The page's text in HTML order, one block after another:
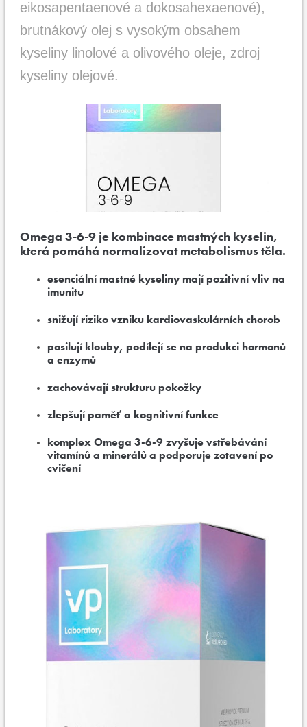
eikosapentaenové a dokosahexaenové),
brutnákový olej s vysokým obsahem
kyseliny linolové a olivového oleje, zdroj
kyseliny olejové.
Omega 3-6-9 je kombinace mastných kyselin,
která pomáhá normalizovat metabolismus těla.
esenciální mastné kyseliny mají pozitivní vliv na
imunitu
snižují riziko vzniku kardiovaskulárních chorob
posilují klouby, podílejí se na produkci hormonů
a enzymů
zachovávají strukturu pokožky
zlepšují paměť a kognitivní funkce
komplex Omega 3-6-9 zvyšuje vstřebávání
vitamínů a minerálů a podporuje zotavení po
cvičení